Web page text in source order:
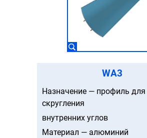
WA3
Назначение — профиль для
скругления
внутренних углов
Материал — алюминий